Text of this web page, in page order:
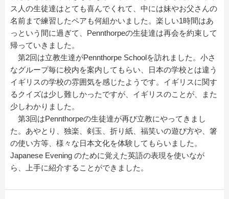
ス人の生徒達はとても喜んでくれて、中には妹やお父さんの
名前まで練習したペアも何組かいました。楽しい1時間はあ
っという間に過ぎて、Pennthorpeの生徒達は再会を約束して
帰っていきました。
第2回は立教生達がPennthorpe Schoolを訪れました。小さ
なグループ毎に校内を案内してもらい、日本の学校とは違う
イギリスの学校の雰囲気を感じたようです。イギリスに関す
るクイズは少し難しかったですが、イギリスのことが、また
少しわかりました。
第3回はPennthorpeの生徒達が再び立教にやってきまし
た。あやとり、独楽、剣玉、折り紙、福笑いの遊び方や、箸
の使い方等、様々な日本文化を体験してもらいました。
Japanese Evening のために覚えた英語の表現を使いなが
ら、上手に紹介することができました。